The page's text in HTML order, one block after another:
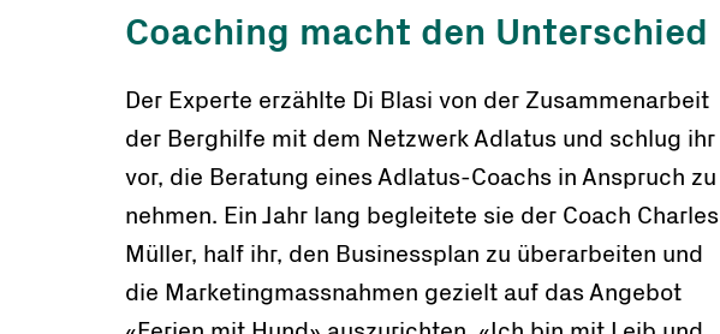
C​oaching macht den Unterschied
Der Experte erzählte Di Blasi von der Zusammenarbeit
der Berghilfe mit dem Netzwerk Adlatus und schlug ihr
vor, die Beratung eines Adlatus-Coachs in Anspruch zu
nehmen. Ein Jahr lang begleitete sie der Coach Charles
Müller, half ihr, den Businessplan zu überarbeiten und
die Marketingmassnahmen gezielt auf das Angebot